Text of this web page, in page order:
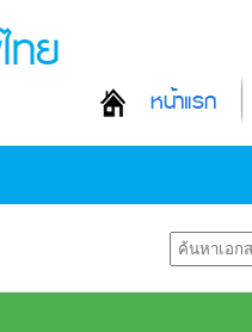
ย
หน้าแรก